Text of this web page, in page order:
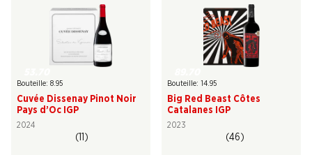
Bouteille: 8.95
Cuvée Dissenay Pinot Noir
Pays d’Oc IGP
2024
(11)
Bouteille: 14.95
Big Red Beast Côtes
Catalanes IGP
2023
(46)